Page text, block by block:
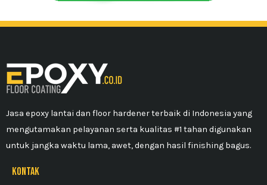
Jasa epoxy lantai dan floor hardener terbaik di Indonesia yang
mengutamakan pelayanan serta kualitas #1 tahan digunakan
untuk jangka waktu lama, awet, dengan hasil finishing bagus.
kontak